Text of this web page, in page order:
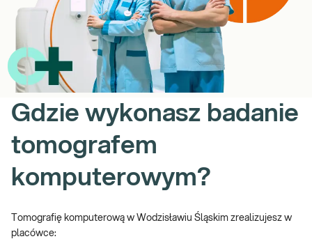
Gdzie wykonasz badanie
tomografem
komputerowym?
Tomografię komputerową w Wodzisławiu Śląskim zrealizujesz w
placówce: